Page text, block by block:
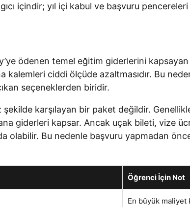
içindir; yıl içi kabul ve başvuru
ödenen temel eğitim giderlerini kapsayan
ciddi ölçüde azaltmasıdır. Bu
seçeneklerden biridir.
karşılayan bir paket değildir.
giderleri kapsar. Ancak uçak bileti, vize
Bu nedenle başvuru yapmadan
Öğrenci İçin Not
En büyük